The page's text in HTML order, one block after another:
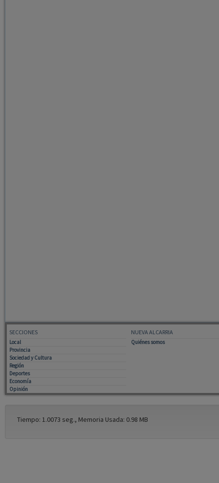
SECCIONES
Local
Provincia
Sociedad y Cultura
Región
Deportes
Economía
Opinión
NUEVA ALCARRIA
Quiénes somos
Tiempo: 1.0073 seg., Memoria Usada: 0.98 MB